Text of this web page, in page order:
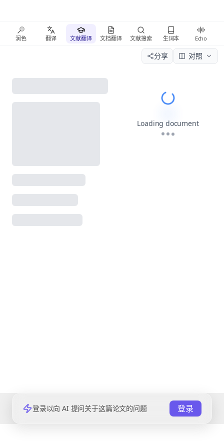
润色 翻译 文献翻译 文档翻译 文献搜索 生词本 Echo
分享 对照
登录以向 AI 提问关于这篇论文的问题 登录
Loading document
Please wait